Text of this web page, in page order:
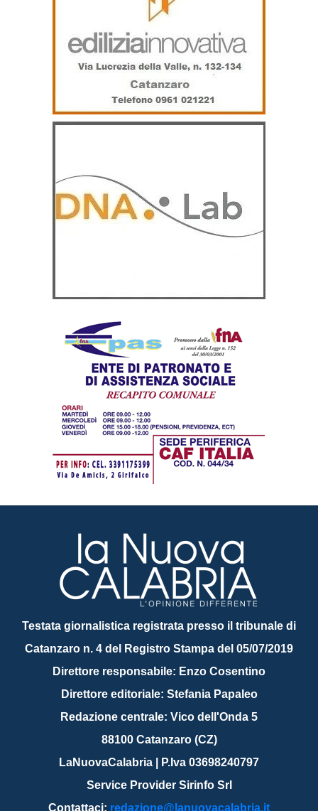
Testata giornalistica registrata presso il tribunale di
Catanzaro n. 4 del Registro Stampa del 05/07/2019
Direttore responsabile: Enzo Cosentino
Direttore editoriale: Stefania Papaleo
Redazione centrale: Vico dell'Onda 5
88100 Catanzaro (CZ)
LaNuovaCalabria | P.Iva 03698240797
Service Provider Sirinfo Srl
Contattaci: redazione@lanuovacalabria.it